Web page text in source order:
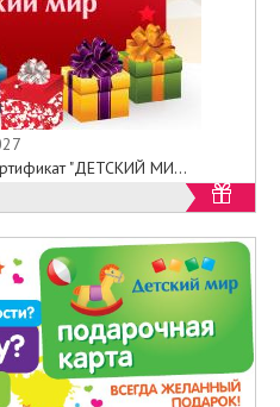
"ДЕТСКИЙ МИ...